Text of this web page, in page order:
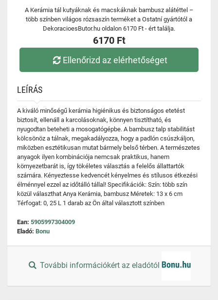
A Kerámia tál kutyáknak és macskáknak bambusz alátéttel –
több színben világos rózsaszín terméket a Ostatní gyártótól a
DekoracioesButor.hu oldalon 6170 Ft - ért találja.
6170 Ft
Ellenőrizd az elérhetőséget
LEÍRÁS
A kiváló minőségű kerámia higiénikus és biztonságos etetést
biztosít, ellenáll a karcolásoknak, könnyen tisztítható, és
nyugodtan beteheti a mosogatógépbe. A bambusz talp stabilitást
kölcsönöz a tálnak, megakadályozza, hogy a padlón csúszkáljon,
miközben esztétikusan mutat bármely belső térben. A természetes
anyagok ilyen kombinációja nemcsak praktikus, hanem
környezetbarát is, így tökéletes választás a felelős állattartók
számára. Kényeztesse kedvencét kényelmes és stílusos étkezési
élménnyel ezzel az időtálló tállal! Specifikációk: Szín: több szín
közül választhat Anya Kerámia, bambusz Méretek: 13 x 6 cm
Térfogat: 0, 25 L 1 darab az Ön által választott színben
Ean: 5905997304009
Eladó: Bonu
További információkért az eladótól